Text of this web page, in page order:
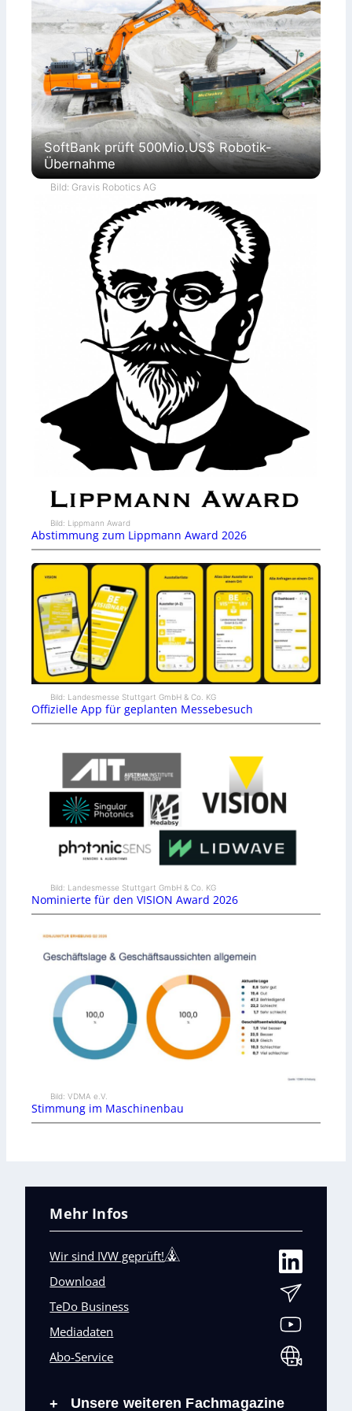
SoftBank prüft 500Mio.US$ Robotik-
Übernahme
Bild: Gravis Robotics AG
Bild: Lippmann Award
Abstimmung zum Lippmann Award 2026
Bild: Landesmesse Stuttgart GmbH & Co. KG
Offizielle App für geplanten Messebesuch
Bild: Landesmesse Stuttgart GmbH & Co. KG
Nominierte für den VISION Award 2026
Bild: VDMA e.V.
Stimmung im Maschinenbau
Mehr Infos
Wir sind IVW geprüft!
Download
TeDo Business
Mediadaten
Abo-Service
+ Unsere weiteren Fachmagazine